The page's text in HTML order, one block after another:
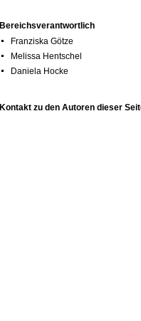
Bereichsverantwortlich
Franziska Götze
Melissa Hentschel
Daniela Hocke
Kontakt zu den Autoren dieser